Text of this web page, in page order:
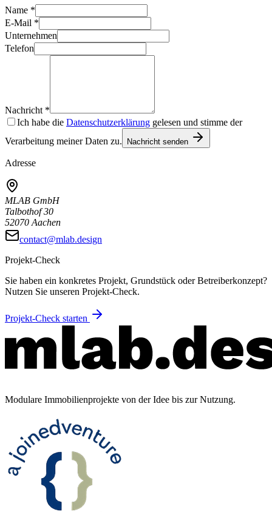
Name *
E-Mail *
Unternehmen
Telefon
Nachricht *
Ich habe die Datenschutzerklärung gelesen und stimme der
Verarbeitung meiner Daten zu.
Nachricht senden
Adresse
MLAB GmbH
Talbothof 30
52070 Aachen
contact@mlab.design
Projekt-Check
Sie haben ein konkretes Projekt, Grundstück oder Betreiberkonzept?
Nutzen Sie unseren Projekt-Check.
Projekt-Check starten
Modulare Immobilienprojekte von der Idee bis zur Nutzung.